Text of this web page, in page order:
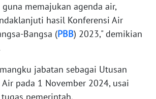
guna memajukan agenda air,
hasil Konferensi Air
Bangsa (PBB) 2023," demikian
jabatan sebagai Utusan
pada 1 November 2024, usai